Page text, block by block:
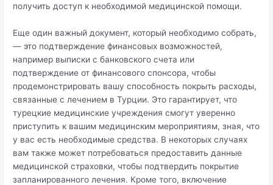
получить доступ к необходимой медицинской помощи.
Еще один важный документ, который необходимо собрать,
— это подтверждение финансовых возможностей,
например выписки с банковского счета или
подтверждение от финансового спонсора, чтобы
продемонстрировать вашу способность покрыть расходы,
связанные с лечением в Турции. Это гарантирует, что
турецкие медицинские учреждения смогут уверенно
приступить к вашим медицинским мероприятиям, зная, что
у вас есть необходимые средства. В некоторых случаях
вам также может потребоваться предоставить данные
медицинской страховки, чтобы подтвердить покрытие
запланированного лечения. Кроме того, включение